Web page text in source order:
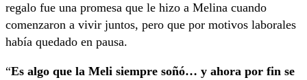
regalo fue una promesa que le hizo a Melina cuando
comenzaron a vivir juntos, pero que por motivos laborales
había quedado en pausa.
“Es algo que la Meli siempre soñó… y ahora por fin se